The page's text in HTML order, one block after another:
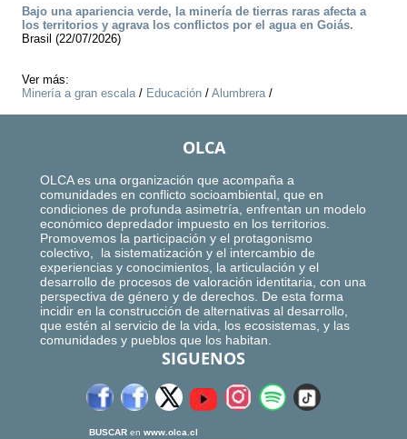
Bajo una apariencia verde, la minería de tierras raras afecta a
los territorios y agrava los conflictos por el agua en Goiás.
Brasil (22/07/2026)
Ver más:
Minería a gran escala/ Educación / Alumbrera/
OLCA
OLCA es una organización que acompaña a
comunidades en conflicto socioambiental, que en
condiciones de profunda asimetría, enfrentan un modelo
económico depredador impuesto en los territorios.
Promovemos la participación y el protagonismo
colectivo, la sistematización y el intercambio de
experiencias y conocimientos, la articulación y el
desarrollo de procesos de valoración identitaria, con una
perspectiva de género y de derechos. De esta forma
incidir en la construcción de alternativas al desarrollo,
que estén al servicio de la vida, los ecosistemas, y las
comunidades y pueblos que los habitan.
SIGUENOS
BUSCAR en www.olca.cl